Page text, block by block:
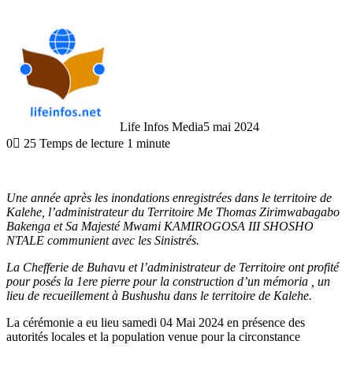
Life Infos Media5 mai 2024
0
25 Temps de lecture 1 minute
Une année après les inondations enregistrées dans le territoire de
Kalehe, l’administrateur du Territoire Me Thomas Zirimwabagabo
Bakenga et Sa Majesté Mwami KAMIROGOSA III SHOSHO
NTALE communient avec les Sinistrés.
La Chefferie de Buhavu et l’administrateur de Territoire ont profité
pour posés la 1ere pierre pour la construction d’un mémoria , un
lieu de recueillement à Bushushu dans le territoire de Kalehe.
La cérémonie a eu lieu samedi 04 Mai 2024 en présence des
autorités locales et la population venue pour la circonstance